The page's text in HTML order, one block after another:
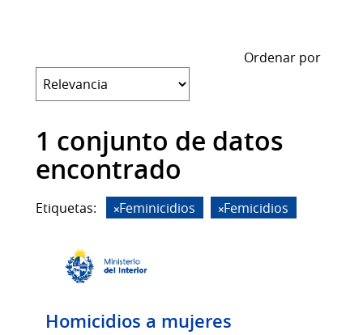
Ordenar por
1 conjunto de datos
encontrado
Etiquetas: Feminicidios Femicidios
Homicidios a mujeres